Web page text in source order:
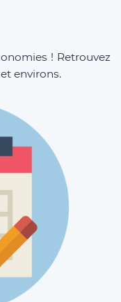
! Retrouvez
et environs.